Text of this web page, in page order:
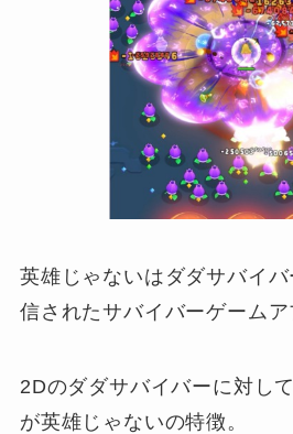
英雄じゃないはダダサバイ
信されたサバイバーゲームア
2Dのダダサバイバーに対し
が英雄じゃないの特徴。